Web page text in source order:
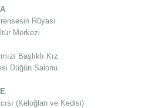
Rüyası
Merkezi
Başlıklı Kız
Düğün Salonu
(Keloğlan ve Kedisi)